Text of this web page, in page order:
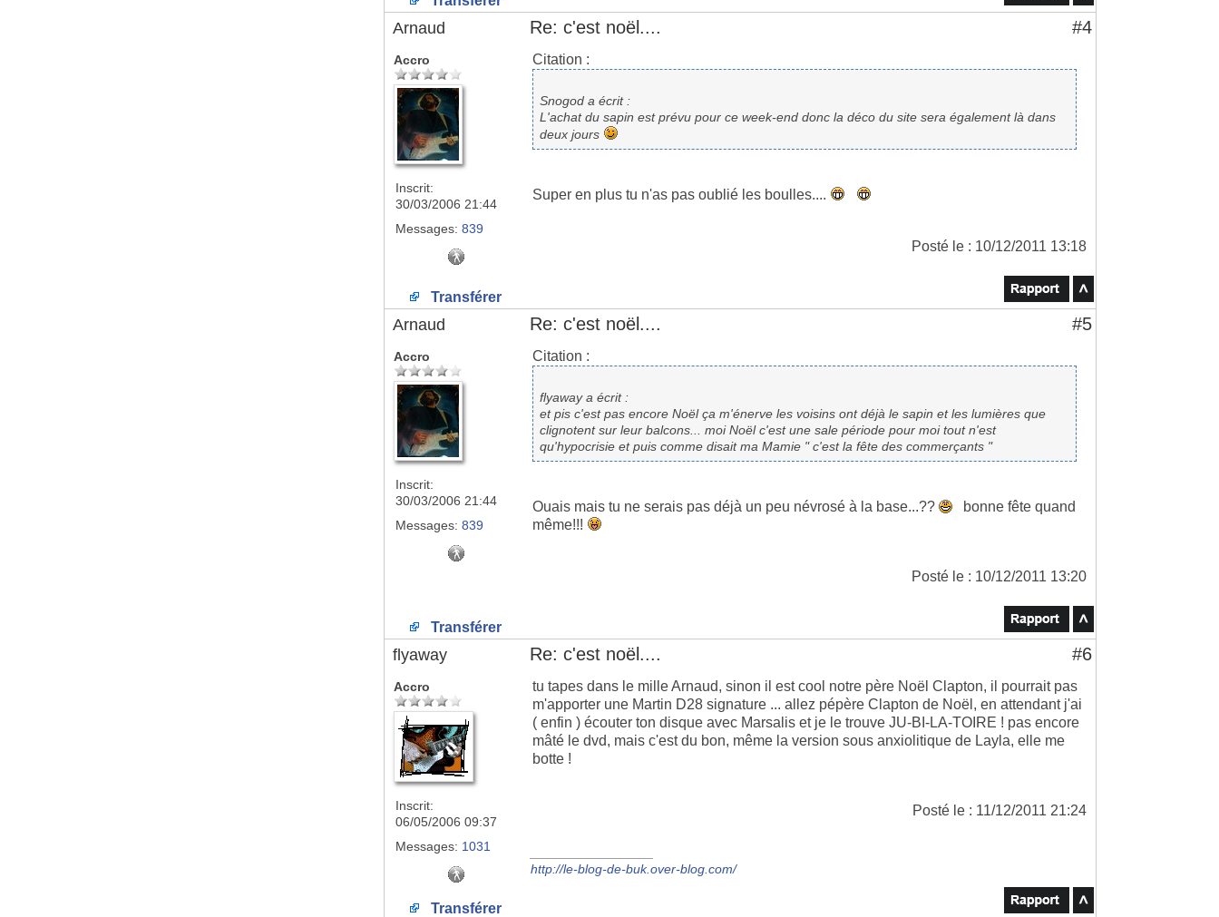
Arnaud Re: c'est noël.... #4
Accro
Inscrit:
30/03/2006 21:44
Messages: 839
Citation :
Snogod a écrit :
L'achat du sapin est prévu pour ce week-end donc la déco du site sera également là dans
deux jours
Super en plus tu n'as pas oublié les boulles....
Posté le : 10/12/2011 13:18
Transférer
Arnaud Re: c'est noël.... #5
Accro
Inscrit:
30/03/2006 21:44
Messages: 839
Citation :
flyaway a écrit :
et pis c'est pas encore Noël ça m'énerve les voisins ont déjà le sapin et les lumières que
clignotent sur leur balcons... moi Noël c'est une sale période pour moi tout n'est
qu'hypocrisie et puis comme disait ma Mamie " c'est la fête des commerçants "
Ouais mais tu ne serais pas déjà un peu névrosé à la base...??
bonne fête quand
même!!!
Posté le : 10/12/2011 13:20
Transférer
flyaway Re: c'est noël.... #6
Accro
Inscrit:
06/05/2006 09:37
Messages: 1031
tu tapes dans le mille Arnaud, sinon il est cool notre père Noël Clapton, il pourrait pas
m'apporter une Martin D28 signature ... allez pépère Clapton de Noël, en attendant j'ai
( enfin ) écouter ton disque avec Marsalis et je le trouve JU-BI-LA-TOIRE ! pas encore
mâté le dvd, mais c'est du bon, même la version sous anxiolitique de Layla, elle me
botte !
Posté le : 11/12/2011 21:24
http://le-blog-de-buk.over-blog.com/
Transférer